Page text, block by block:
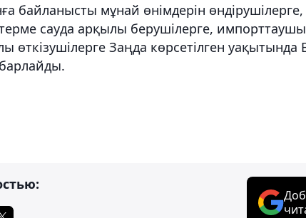
байланысты мұнай өнімдерін
сауда арқылы берушілерге,
өткізушілерге Заңда көрсетілген